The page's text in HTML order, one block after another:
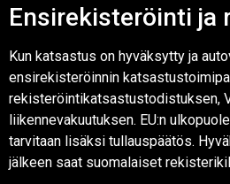
Ensirekisteröinti ja
Kun katsastus on hyväksytty ja
ensirekisteröinnin
rekisteröintikatsastustodistuksen,
liikennevakuutuksen. EU:n
tarvitaan lisäksi tullauspäätös.
jälkeen saat suomalaiset